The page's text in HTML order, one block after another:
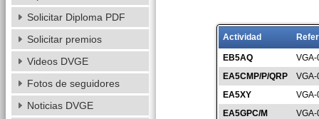
Actividad
EB5AQ
EA5CMP/P/QRP
EA5XY
EA5GPC/M
Solicitar Diploma PDF
Solicitar premios
Videos DVGE
Fotos de seguidores
Noticias DVGE